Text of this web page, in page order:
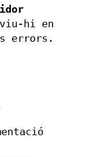
hi en
errors.